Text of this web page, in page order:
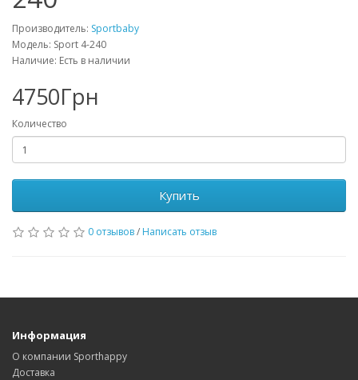
Производитель: Sportbaby
Модель: Sport 4-240
Наличие: Есть в наличии
4750Грн
Количество
Купить
0 отзывов/ Написать отзыв
Информация
О компании Sporthappy
Доставка